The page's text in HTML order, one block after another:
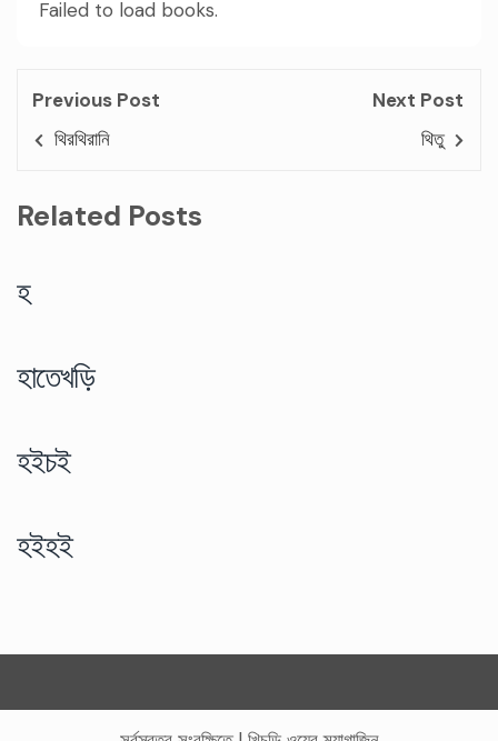
Failed to load books.
Previous Post
থিরথিরানি
Next Post
থিতু
Related Posts
হ
হাতেখড়ি
হইচই
হইহই